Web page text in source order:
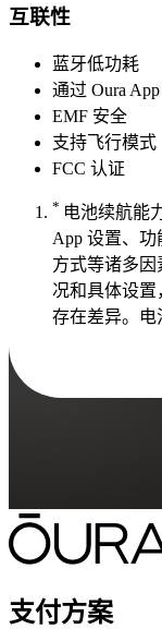
互联性
蓝牙低功耗
通过 Oura
EMF 安全
支持飞行模式
FCC 认证
* 电池续航能
App 设置、功
方式等诸多
况和具体设置
存在差异。电
支付方案